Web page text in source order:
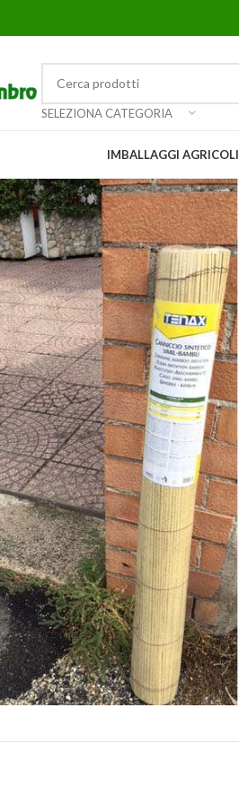
SELEZIONA CATEGORIA
IMBALLAGGI AGRICOLI